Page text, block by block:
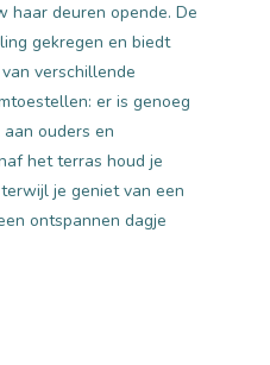
haar deuren opende. De
gekregen en biedt
verschillende
er is genoeg
ouders en
het terras houd je
je geniet van een
ontspannen dagje